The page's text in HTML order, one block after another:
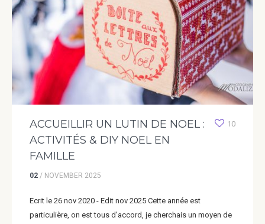
ACCUEILLIR UN LUTIN DE NOEL :
ACTIVITÉS & DIY NOEL EN
FAMILLE
10
02 / NOVEMBER 2025
Ecrit le 26 nov 2020 - Edit nov 2025 Cette année est
particulière, on est tous d'accord, je cherchais un moyen de